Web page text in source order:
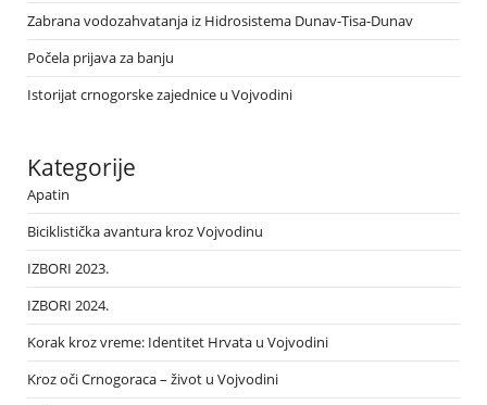
Zabrana vodozahvatanja iz Hidrosistema Dunav-Tisa-Dunav
Počela prijava za banju
Istorijat crnogorske zajednice u Vojvodini
Kategorije
Apatin
Biciklistička avantura kroz Vojvodinu
IZBORI 2023.
IZBORI 2024.
Korak kroz vreme: Identitet Hrvata u Vojvodini
Kroz oči Crnogoraca – život u Vojvodini